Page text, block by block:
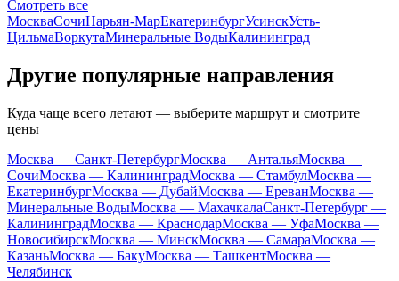
Смотреть все
МоскваСочиНарьян-МарЕкатеринбургУсинскУсть-
ЦильмаВоркутаМинеральные ВодыКалининград
Другие популярные направления
Куда чаще всего летают — выберите маршрут и смотрите
цены
Москва — Санкт-ПетербургМосква — АнтальяМосква —
СочиМосква — КалининградМосква — СтамбулМосква —
ЕкатеринбургМосква — ДубайМосква — ЕреванМосква —
Минеральные ВодыМосква — МахачкалаСанкт-Петербург —
КалининградМосква — КраснодарМосква — УфаМосква —
НовосибирскМосква — МинскМосква — СамараМосква —
КазаньМосква — БакуМосква — ТашкентМосква —
Челябинск